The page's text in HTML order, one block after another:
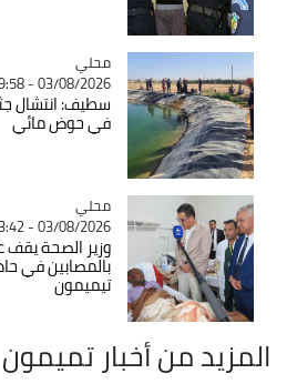
Catégorie
محلي
03/08/2026 - 19:58
في حوض مائي
Catégorie
محلي
03/08/2026 - 13:42
وزير الصحة يقف
بالمصابين في
تيميمون
المزيد من أخبار تميمون